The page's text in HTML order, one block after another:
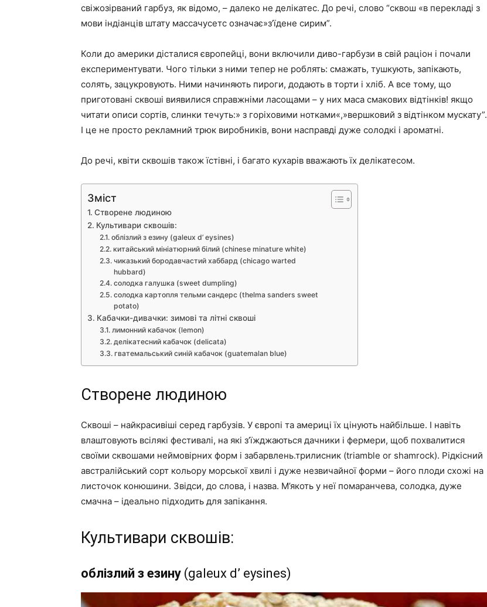
свіжозірваний гарбуз, як відомо, – далеко не делікатес. До речі, слово “сквош «в перекладі з
мови індіанців штату массачусетс означає»з’їдене сирим”.
Коли до америки дісталися європейці, вони включили диво-гарбузи в свій раціон і почали
експериментувати. Чого тільки з ними тепер не роблять: смажать, тушкують, запікають,
солять, зацукровують. Ними начиняють пироги, додають в торти і хліб. А все тому, що
приготовані сквоші виявилися справжніми ласощами – у них маса смакових відтінків! якщо
читати описи сортів, слинки течуть:» з горіховими нотками«,»вершковий з відтінком мускату”.
І це не просто рекламний трюк виробників, вони насправді дуже солодкі і ароматні.
До речі, квіти сквошів також їстівні, і багато кухарів вважають їх делікатесом.
Зміст
Створене людиною
Культивари сквошів:
облізлий з езину (galeux d’ eysines)
китайський мініатюрний білий (chinese minature white)
чиказький бородавчастий хаббард (chicago warted
hubbard)
солодка галушка (sweet dumpling)
солодка картопля тельми сандерс (thelma sanders sweet
potato)
Кабачки-дивачки: зимові та літні сквоші
лимонний кабачок (lemon)
делікатесний кабачок (delicata)
гватемальський синій кабачок (guatemalan blue)
Створене людиною
Сквоші – найкрасивіші серед гарбузів. У європі та америці їх цінують найбільше. І навіть
влаштовують всілякі фестивалі, на які з’їжджаються дачники і фермери, щоб похвалитися
своїми сквошами неймовірних форм і забарвлень.трилисник (triamble or shamrock). Рідкісний
австралійський сорт кольору морської хвилі і дуже незвичайної форми – його плоди схожі на
листочок конюшини. Звідси, до слова, і назва. М’якоть у неї помаранчева, солодка, дуже
смачна – ідеально підходить для запікання.
Культивари сквошів:
облізлий з езину (galeux d’ eysines)